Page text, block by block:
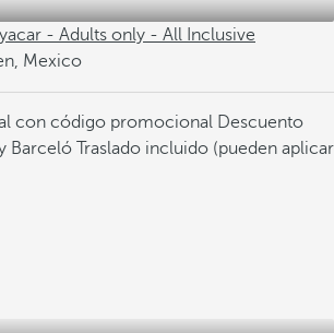
- Adults only - All Inclusive
Mexico
con código promocional Descuento
Barceló Traslado incluido (pueden aplicar